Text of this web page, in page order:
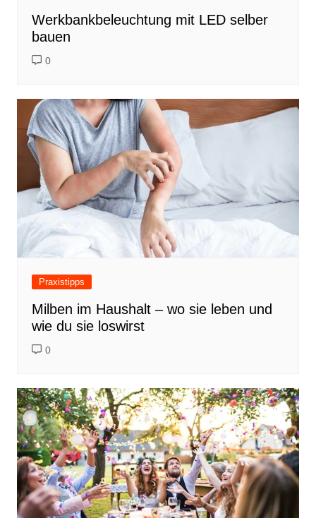
Werkbankbeleuchtung mit LED selber
bauen
0
Praxistipps
Milben im Haushalt – wo sie leben und
wie du sie loswirst
0